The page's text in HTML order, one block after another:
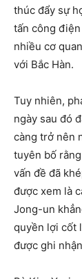
thúc đẩy sự
tấn công
nhiều cơ
với Bắc Hàn.
Tuy nhiên,
ngày sau đó
càng trở nên
tuyên bố
vấn đề đã
được xem là
Jong-un
quyền lợi cốt
được ghi